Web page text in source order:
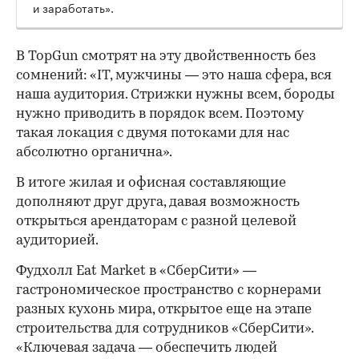
и заработать».
В TopGun смотрят на эту двойственность без
сомнений: «IT, мужчины — это наша сфера, вся
наша аудитория. Стрижки нужны всем, бороды
нужно приводить в порядок всем. Поэтому
такая локация с двумя потоками для нас
абсолютно органична».
В итоге жилая и офисная составляющие
дополняют друг друга, давая возможность
открыться арендаторам с разной целевой
аудиторией.
Фудхолл Eat Market в «СберСити» —
гастрономическое пространство с корнерами
разных кухонь мира, открытое еще на этапе
строительства для сотрудников «СберСити».
«Ключевая задача — обеспечить людей